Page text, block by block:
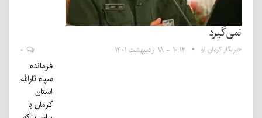
نمی‌گیرد
خبرنگار کرمان نو ۱۰:۱۲ - ۱۸ اردیبهشت ۱۴۰۱
فرمانده
سپاه ثارالله
استان
کرمان با